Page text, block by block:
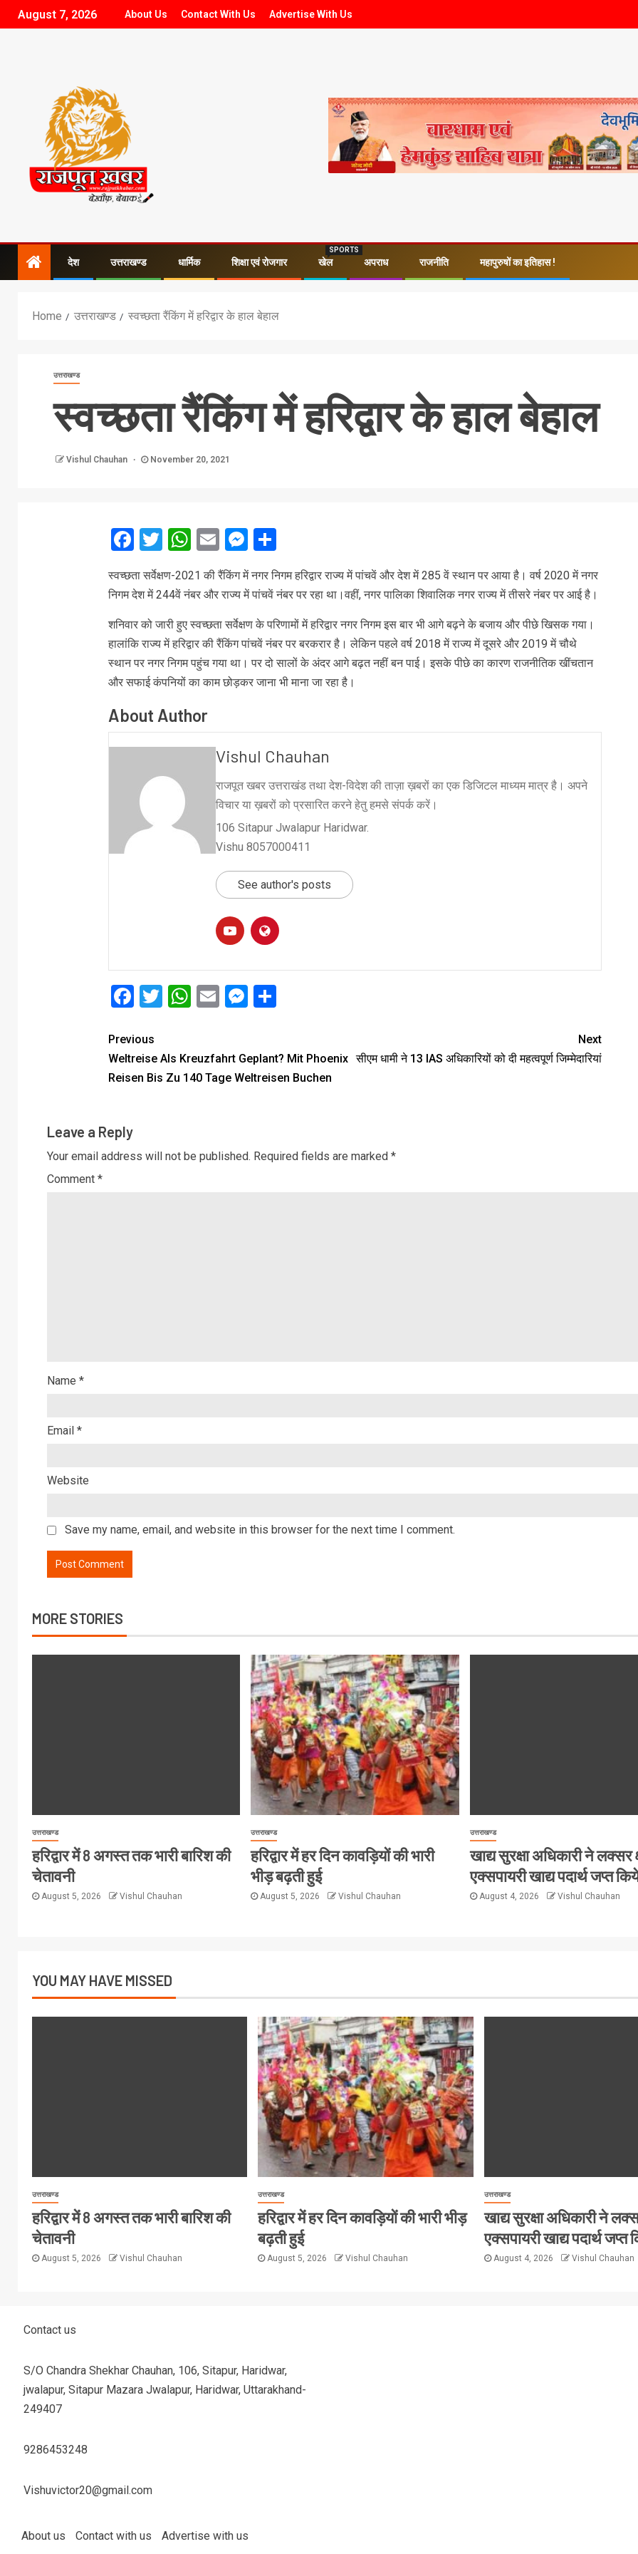
August 7, 2026 About Us Contact With Us Advertise With Us
देश उत्तराखण्ड धार्मिक शिक्षा एवं रोजगार खेल
SPORTS
अपराध राजनीति महापुरुषों का इतिहास !
Home उत्तराखण्ड स्वच्छता रैंकिंग में हरिद्वार के हाल बेहाल
उत्तराखण्ड
स्वच्छता रैंकिंग में हरिद्वार के हाल बेहाल
Vishul Chauhan November 20, 2021
Facebook
Twitter
WhatsApp
EmailMessenger
Share
स्वच्छता सर्वेक्षण-2021 की रैंकिंग में नगर निगम हरिद्वार राज्य में पांचवें और देश में 285 वें स्थान पर आया है। वर्ष 2020 में नगर
निगम देश में 244वें नंबर और राज्य में पांचवें नंबर पर रहा था।वहीं, नगर पालिका शिवालिक नगर राज्य में तीसरे नंबर पर आई है।
शनिवार को जारी हुए स्वच्छता सर्वेक्षण के परिणामों में हरिद्वार नगर निगम इस बार भी आगे बढ़ने के बजाय और पीछे खिसक गया।
हालांकि राज्य में हरिद्वार की रैंकिंग पांचवें नंबर पर बरकरार है। लेकिन पहले वर्ष 2018 में राज्य में दूसरे और 2019 में चौथे
स्थान पर नगर निगम पहुंच गया था। पर दो सालों के अंदर आगे बढ़त नहीं बन पाई। इसके पीछे का कारण राजनीतिक खींचतान
और सफाई कंपनियों का काम छोड़कर जाना भी माना जा रहा है।
About Author
Vishul Chauhan
राजपूत खबर उत्तराखंड तथा देश-विदेश की ताज़ा ख़बरों का एक डिजिटल माध्यम मात्र है। अपने
विचार या ख़बरों को प्रसारित करने हेतु हमसे संपर्क करें।
106 Sitapur Jwalapur Haridwar.
Vishu 8057000411
See author's posts
Facebook
Twitter
WhatsApp
EmailMessenger
Share
Previous
Weltreise Als Kreuzfahrt Geplant? Mit Phoenix
Reisen Bis Zu 140 Tage Weltreisen Buchen
Next
सीएम धामी ने 13 IAS अधिकारियों को दी महत्वपूर्ण जिम्मेदारियां
Leave a Reply
Your email address will not be published. Required fields are marked *
Comment *
Name *
Email *
Website
Save my name, email, and website in this browser for the next time I comment.
MORE STORIES
उत्तराखण्ड
हरिद्वार में 8 अगस्त तक भारी बारिश की
चेतावनी
August 5, 2026 Vishul Chauhan
उत्तराखण्ड
हरिद्वार में हर दिन कावड़ियों की भारी
भीड़ बढ़ती हुई
August 5, 2026 Vishul Chauhan
उत्तराखण्ड
खाद्य सुरक्षा अधिकारी ने लक्सर
एक्सपायरी खाद्य पदार्थ जप्त
August 4, 2026 Vishul Chauhan
YOU MAY HAVE MISSED
उत्तराखण्ड
हरिद्वार में 8 अगस्त तक भारी बारिश की
चेतावनी
August 5, 2026 Vishul Chauhan
उत्तराखण्ड
हरिद्वार में हर दिन कावड़ियों की भारी भीड़
बढ़ती हुई
August 5, 2026 Vishul Chauhan
उत्तराखण्ड
खाद्य सुरक्षा अधिकारी ने
एक्सपायरी खाद्य पदार्थ जप्त
August 4, 2026 Vishul Chauhan
Contact us
S/O Chandra Shekhar Chauhan, 106, Sitapur, Haridwar,
jwalapur, Sitapur Mazara Jwalapur, Haridwar, Uttarakhand-
249407
9286453248
Vishuvictor20@gmail.com
About us Contact with us Advertise with us